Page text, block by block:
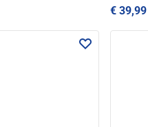
€ 39,99